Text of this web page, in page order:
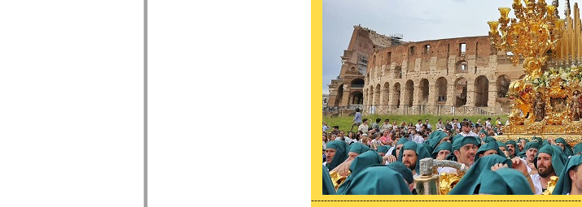
-----------------------------------------------------------------------------------